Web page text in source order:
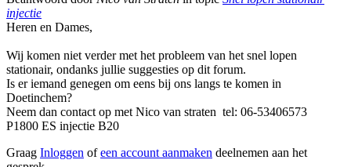
injectie
Heren en Dames,
Wij komen niet verder met het probleem van het snel lopen
stationair, ondanks jullie suggesties op dit forum.
Is er iemand genegen om eens bij ons langs te komen in
Doetinchem?
Neem dan contact op met Nico van straten tel: 06-53406573
P1800 ES injectie B20
Graag Inloggen ofeen account aanmaken deelnemen aan het